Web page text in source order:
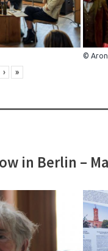
© Aron
› »
in Berlin –